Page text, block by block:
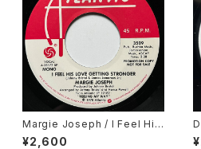
Margie Joseph / I Feel His
Love Getting Stronger
¥2,600